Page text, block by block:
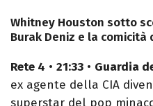
Whitney Houston sotto
Burak Deniz e la comicità
Rete 4 • 21:33 • Guardia
ex agente della CIA
superstar del pop